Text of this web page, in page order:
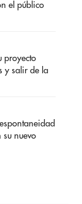
el público
proyecto
y salir de la
nuevo